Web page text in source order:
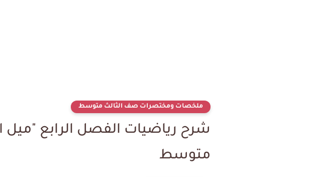
ملخصات ومختصرات صف الثالث متوسط
شرح رياضيات الفصل الرابع "ميل
متوسط